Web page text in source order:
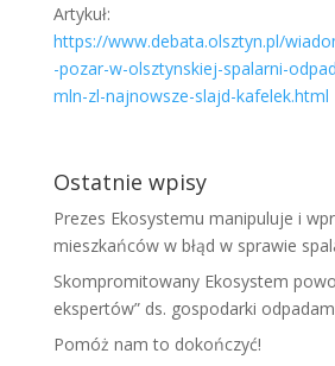
Artykuł:
https://www.debata.olsztyn.pl/
-pozar-w-olsztynskiej-spalarni-
mln-zl-najnowsze-slajd-kafelek.html
Ostatnie wpisy
Prezes Ekosystemu manipuluje i
mieszkańców w błąd w sprawie
Skompromitowany Ekosystem
ekspertów” ds. gospodarki
Pomóż nam to dokończyć!